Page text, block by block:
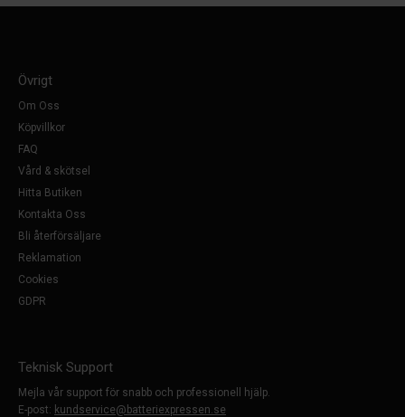
Övrigt
Om Oss
Köpvillkor
FAQ
Vård & skötsel
Hitta Butiken
Kontakta Oss
Bli återförsäljare
Reklamation
Cookies
GDPR
Teknisk Support
Mejla vår support för snabb och professionell hjälp.
E-post: kundservice@batteriexpressen.se